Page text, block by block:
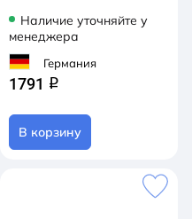
Наличие уточняйте у
менеджера
Германия
1791 q
В корзину